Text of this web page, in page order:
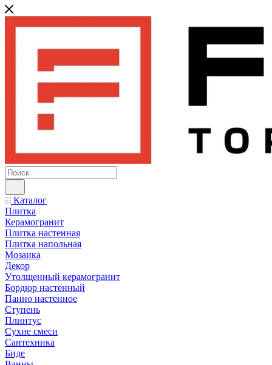
Каталог
Плитка
Керамогранит
Плитка настенная
Плитка напольная
Мозаика
Декор
Утолщенный керамогранит
Бордюр настенный
Панно настенное
Ступень
Плинтус
Сухие смеси
Сантехника
Биде